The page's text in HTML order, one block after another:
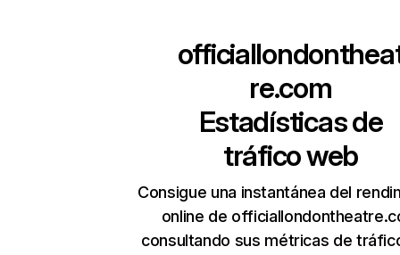
re.com
Estadísticas de
tráfico web
Consigue una instantánea del
online de
consultando sus métricas de